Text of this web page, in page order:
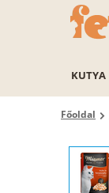
KUTYA
Főoldal